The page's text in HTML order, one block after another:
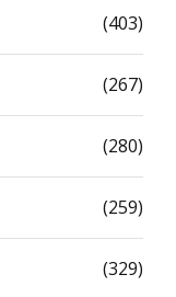
(403)
(267)
(280)
(259)
(329)